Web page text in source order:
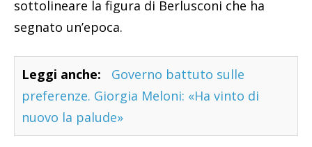
sottolineare la figura di Berlusconi che ha
segnato un’epoca.
Leggi anche:
Governo battuto sulle
preferenze. Giorgia Meloni: «Ha vinto di
nuovo la palude»